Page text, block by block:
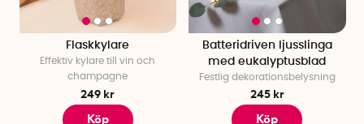
Flaskkylare
Effektiv kylare till vin och
champagne
249 kr
Köp
Batteridriven ljusslinga
med eukalyptusblad
Festlig dekorationsbelysning
245 kr
Köp